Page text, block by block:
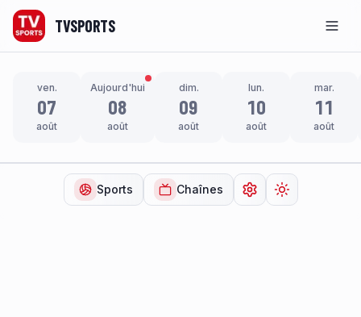
TVSPORTS
ven.
07
août
Aujourd'hui
08
août
dim.
09
août
lun.
10
août
mar.
11
août
Sports Chaînes Ouvrir lesChanger de